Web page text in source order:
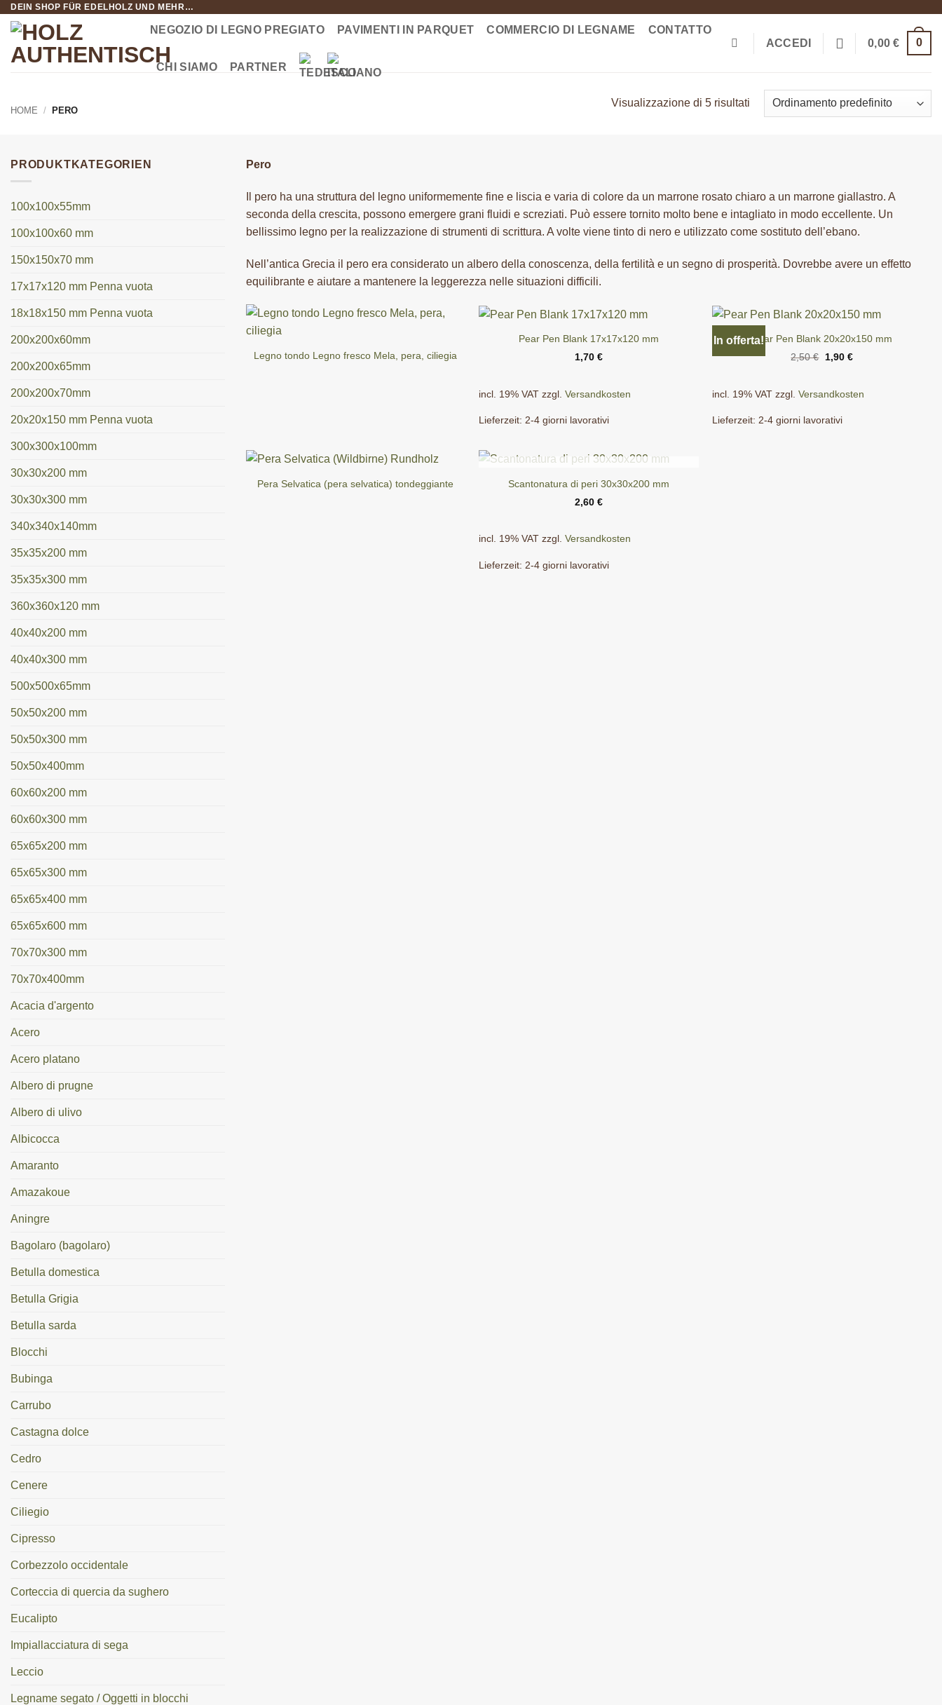
Salta
contenuti
DEIN SHOP FÜR EDELHOLZ UND MEHR…
NEGOZIO DI LEGNO PREGIATO PAVIMENTI IN PARQUET COMMERCIO DI LEGNAME CONTATTO
CHI SIAMO PARTNER
ACCEDI 0,00€ 0
HOME / PERO
Visualizzazione di 5 risultati
PRODUKTKATEGORIEN
100x100x55mm
100x100x60 mm
150x150x70 mm
17x17x120 mm Penna vuota
18x18x150 mm Penna vuota
200x200x60mm
200x200x65mm
200x200x70mm
20x20x150 mm Penna vuota
300x300x100mm
30x30x200 mm
30x30x300 mm
340x340x140mm
35x35x200 mm
35x35x300 mm
360x360x120 mm
40x40x200 mm
40x40x300 mm
500x500x65mm
50x50x200 mm
50x50x300 mm
50x50x400mm
60x60x200 mm
60x60x300 mm
65x65x200 mm
65x65x300 mm
65x65x400 mm
65x65x600 mm
70x70x300 mm
70x70x400mm
Acacia d'argento
Acero
Acero platano
Albero di prugne
Albero di ulivo
Albicocca
Amaranto
Amazakoue
Aningre
Bagolaro (bagolaro)
Betulla domestica
Betulla Grigia
Betulla sarda
Blocchi
Bubinga
Carrubo
Castagna dolce
Cedro
Cenere
Ciliegio
Cipresso
Corbezzolo occidentale
Corteccia di quercia da sughero
Eucalipto
Impiallacciatura di sega
Leccio
Legname segato / Oggetti in blocchi
Pero
Il pero ha una struttura del legno uniformemente fine e liscia e varia di colore da un marrone rosato chiaro a un marrone giallastro. A
seconda della crescita, possono emergere grani fluidi e screziati. Può essere tornito molto bene e intagliato in modo eccellente. Un
bellissimo legno per la realizzazione di strumenti di scrittura. A volte viene tinto di nero e utilizzato come sostituto dell’ebano.
Nell’antica Grecia il pero era considerato un albero della conoscenza, della fertilità e un segno di prosperità. Dovrebbe avere un effetto
equilibrante e aiutare a mantenere la leggerezza nelle situazioni difficili.
Legno tondo Legno fresco Mela, pera, ciliegia
Pear Pen Blank 17x17x120 mm
1,70 €
incl. 19% VAT zzgl.Versandkosten
Lieferzeit: 2-4 giorni lavorativi
In offerta!Pear Pen Blank 20x20x150 mm
2,50€ Il
2,50 €.
1,90 €Il
1,90 €.
incl. 19% VAT zzgl.Versandkosten
Lieferzeit: 2-4 giorni lavorativi
Pera Selvatica (pera selvatica) tondeggiante ESAURITO
Scantonatura di peri 30x30x200 mm
2,60 €
incl. 19% VAT zzgl.Versandkosten
Lieferzeit: 2-4 giorni lavorativi